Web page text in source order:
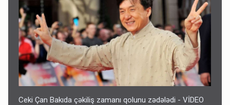
Ceki Çan Bakıda çəkiliş zamanı qolunu zədələdi - VİDEO